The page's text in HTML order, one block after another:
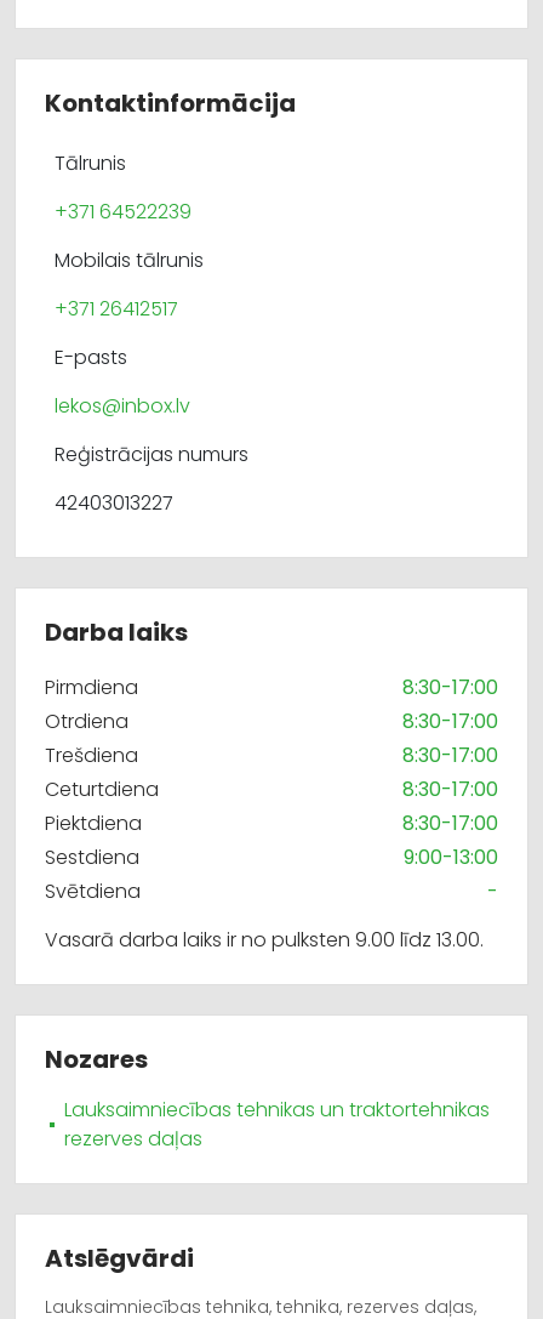
Kontaktinformācija
Tālrunis
+371 64522239
Mobilais tālrunis
+371 26412517
E-pasts
lekos@inbox.lv
Reģistrācijas numurs
42403013227
Darba laiks
Pirmdiena
8:30-17:00
Otrdiena
8:30-17:00
Trešdiena
8:30-17:00
Ceturtdiena
8:30-17:00
Piektdiena
8:30-17:00
Sestdiena
9:00-13:00
Svētdiena
-
Vasarā darba laiks ir no pulksten 9.00 līdz 13.00.
Nozares
Lauksaimniecības tehnikas un traktortehnikas
rezerves daļas
Atslēgvārdi
Lauksaimniecības tehnika, tehnika, rezerves daļas,